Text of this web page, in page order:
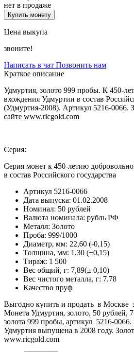
нет в продаже
Купить монету
Цена выкупа
звоните!
Написать в чат Позвонить нам
Краткое описание
Удмуртия, золото 999 пробы. К 450-
вхождения Удмуртии в состав
(Удмуртия-2008). Артикул 5216-0066.
сайте www.ricgold.com
Серия:
Серия монет к 450-летию
в состав Российского государства
Артикул 5216-0066
Дата выпуска: 01.02.2008
Номинал: 50 рублей
Валюта номинала: рубль РФ
Металл: Золото
Проба: 999/1000
Диаметр, мм: 22,60 (-0,15)
Толщина, мм: 1,30 (±0,15)
Тираж: 1 500
Вес общий, г: 7,89(± 0,10)
Вес чистого металла, г: 7.78
Качество пруф
Выгодно купить и продать в Москве
Монета Удмуртия, золото, 50 рублей,
золота 999 пробы, артикул 5216-0066.
Удмуртия выпущена в 2008 году.
www.ricgold.com